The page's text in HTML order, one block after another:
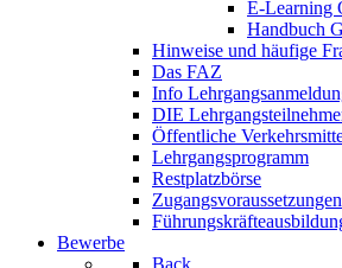
E-Learning
Handbuch
Hinweise und häufige
Das FAZ
Info
DIE
Öffentliche
Lehrgangsprogramm
Restplatzbörse
Zugangsvoraussetzungen
Bewerbe
Back